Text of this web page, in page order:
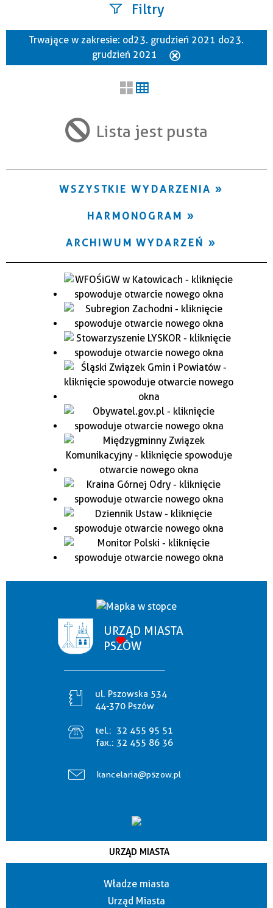
Filtry
Szukana fraza
Trwające w zakresie
Trwające w zakresie: od 23. grudzień 2021 do 23.
grudzień 2021
Lista jest pusta
WSZYSTKIE WYDARZENIA
HARMONOGRAM
ARCHIWUM WYDARZEŃ
URZĄD MIASTA
PSZÓW
ul. Pszowska 534
44-370 Pszów
tel.: 32 455 95 51
fax.: 32 455 86 36
kancelaria@pszow.pl
URZĄD MIASTA
Władze miasta
Urząd Miasta